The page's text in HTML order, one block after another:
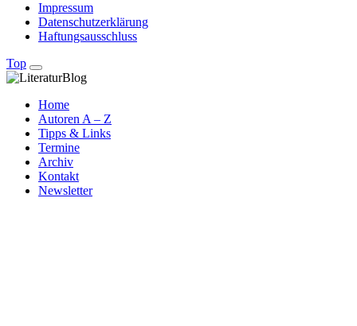
Impressum
Datenschutzerklärung
Haftungsausschluss
Top
Home
Autoren A – Z
Tipps & Links
Termine
Archiv
Kontakt
Newsletter